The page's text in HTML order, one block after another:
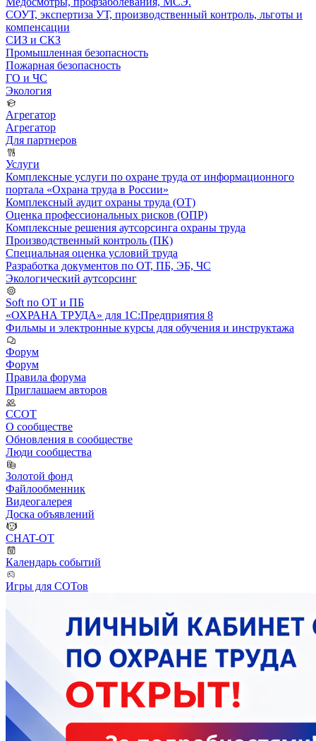
СОУТ, экспертиза УТ, производственный контроль, льготы и
компенсации
СИЗ и СКЗ
Промышленная безопасность
Пожарная безопасность
ГО и ЧС
Экология
Агрегатор
Агрегатор
Для партнеров
Услуги
Комплексные услуги по охране труда от информационного
портала «Охрана труда в России»
Комплексный аудит охраны труда (ОТ)
Оценка профессиональных рисков (ОПР)
Комплексные решения аутсорсинга охраны труда
Производственный контроль (ПК)
Специальная оценка условий труда
Разработка документов по ОТ, ПБ, ЭБ, ЧС
Экологический аутсорсинг
Soft по ОТ и ПБ
«ОХРАНА ТРУДА» для 1С:Предприятия 8
Фильмы и электронные курсы для обучения и инструктажа
Форум
Форум
Правила форума
Приглашаем авторов
ССОТ
О сообществе
Обновления в сообществе
Люди сообщества
Золотой фонд
Файлообменник
Видеогалерея
Доска объявлений
CHAT-OT
Календарь событий
Игры для СОТов